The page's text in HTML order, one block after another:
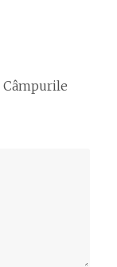
Câmpurile